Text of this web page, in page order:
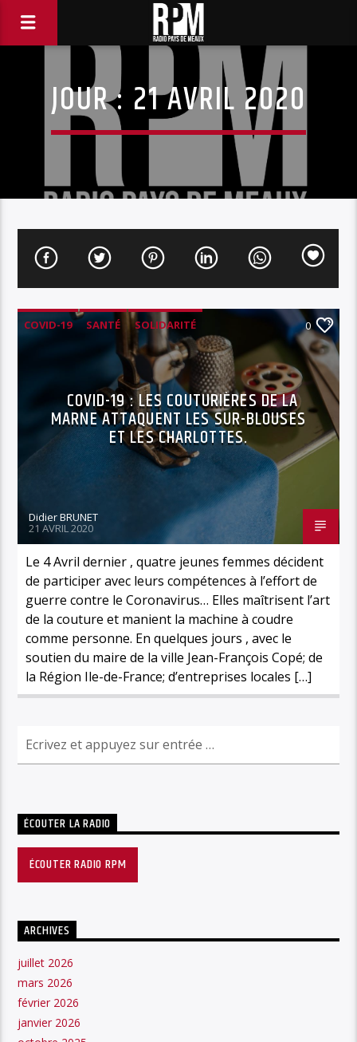
JOUR : 21 AVRIL 2020
COVID-19 SANTÉ SOLIDARITÉ 0
COVID-19 : LES COUTURIÈRES DE LA
MARNE ATTAQUENT LES SUR-BLOUSES
ET LES CHARLOTTES.
Didier BRUNET
21 AVRIL 2020
Le 4 Avril dernier , quatre jeunes femmes décident
de participer avec leurs compétences à l’effort de
guerre contre le Coronavirus… Elles maîtrisent l’art
de la couture et manient la machine à coudre
comme personne. En quelques jours , avec le
soutien du maire de la ville Jean-François Copé; de
la Région Ile-de-France; d’entreprises locales […]
ÉCOUTER LA RADIO
ÉCOUTER RADIO RPM
ARCHIVES
juillet 2026
mars 2026
février 2026
janvier 2026